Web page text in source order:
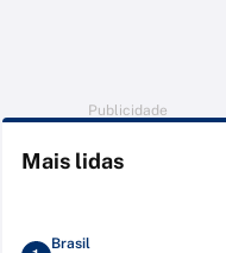
Publicidade
Mais lidas
Brasil